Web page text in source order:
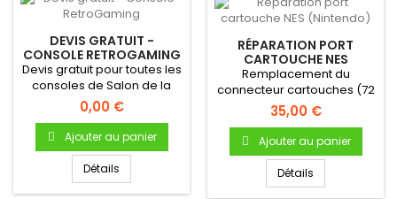
DEVIS GRATUIT -
CONSOLE RETROGAMING
Devis gratuit pour toutes les
consoles de Salon de la
marque Nintendo !
0,00 €
Ajouter au panier
Détails
RÉPARATION PORT
CARTOUCHE NES
(NINTENDO)
Remplacement du
connecteur cartouches (72
pins) - Permet de corriger
les...
35,00 €
Ajouter au panier
Détails